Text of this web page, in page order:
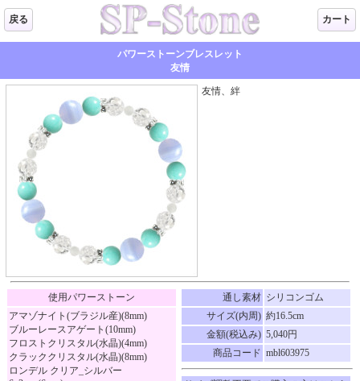
戻る カート
パワーストーンブレスレット
友情
友情、絆
使用パワーストーン
アマゾナイト(ブラジル産)(8mm)
ブルーレースアゲート(10mm)
フロストクリスタル(水晶)(4mm)
クラッククリスタル(水晶)(8mm)
ロンデル クリア_シルバー
通し素材 シリコンゴム
サイズ(内周) 約16.5cm
金額(税込み) 5,040円
商品コード mbl603975